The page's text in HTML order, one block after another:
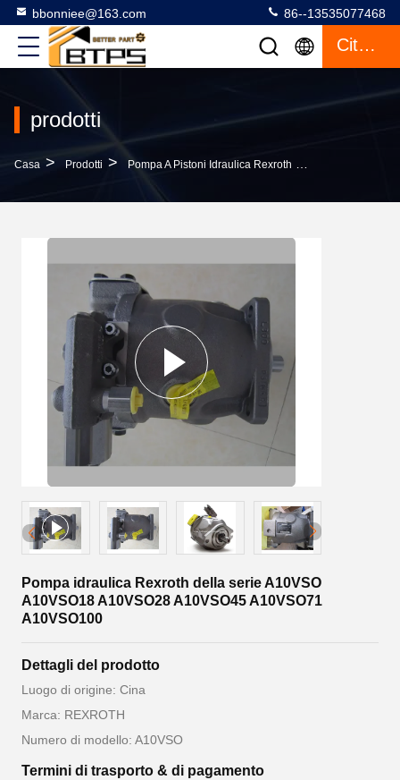
bbonniee@163.com 86--13535077468
Citazione
prodotti
Casa > Prodotti > Pompa A Pistoni Idraulica Rexroth >
Pompa idraulica Rexroth della serie A10VSO
A10VSO18 A10VSO28 A10VSO45 A10VSO71
A10VSO100
Dettagli del prodotto
Luogo di origine: Cina
Marca: REXROTH
Numero di modello: A10VSO
Termini di trasporto & di pagamento